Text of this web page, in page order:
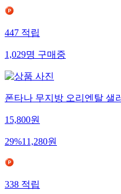
447적립
1,029명구매중
폰타나 무지방 오리엔탈 샐
15,800원
29%11,280원
338적립